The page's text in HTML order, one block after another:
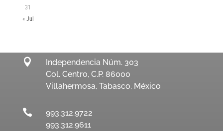
31
« Jul

Independencia Núm. 303
Col. Centro, C.P. 86000
Villahermosa, Tabasco. México

993.312.9722
993.312.9611